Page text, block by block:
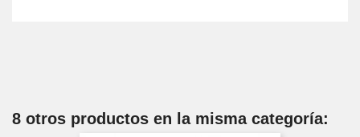
8 otros productos en la misma categoría: